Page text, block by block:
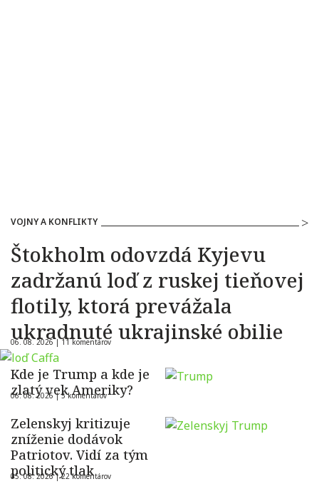
VOJNY A KONFLIKTY
Štokholm odovzdá Kyjevu
zadržanú loď z ruskej tieňovej
flotily, ktorá prevážala
ukradnuté ukrajinské obilie
06. 08. 2026 |11 komentárov
Kde je Trump a kde je
zlatý vek Ameriky?
06. 08. 2026 |5 komentárov
Zelenskyj kritizuje
zníženie dodávok
Patriotov. Vidí za tým
politický tlak
05. 08. 2026 |22 komentárov